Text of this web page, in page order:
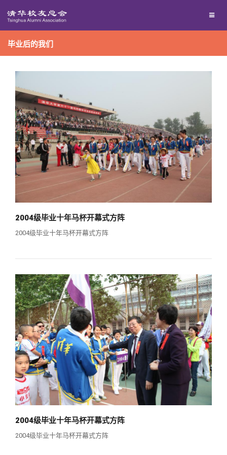
捐赠项目
捐赠新闻
捐赠纪事
义工计划
媒体平台
《清华校友通讯》
《水木清华》
新媒体平台
百年清华
清华人物
青春风采
校友文苑
校友讲坛
校友视界
校友服务
信息化服务
三创大赛
实用信息
总会简介
会长致辞
总会章程
理事会名单
制度法规
联系我们
关闭
毕业后的我们
2004级毕业十年马杯开幕式方阵
2004级毕业十年马杯开幕式方阵
2004级毕业十年马杯开幕式方阵
2004级毕业十年马杯开幕式方阵